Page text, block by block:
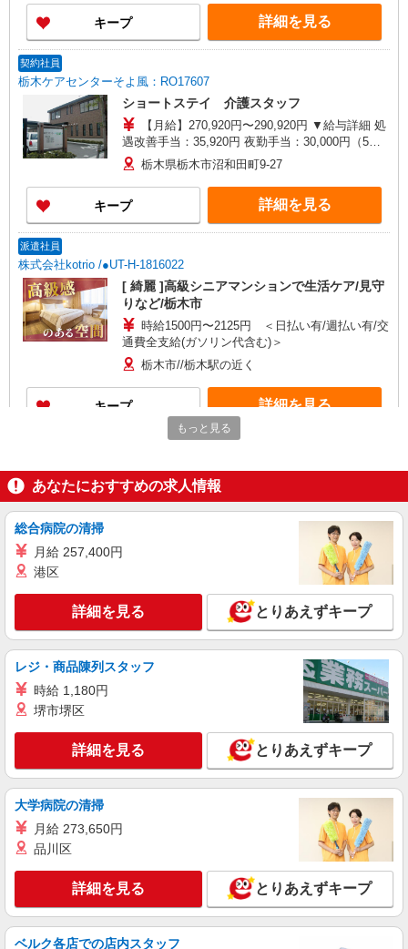
ヶ月)は支給なし
キープ 詳細を見る
契約社員
栃木ケアセンターそよ風：RO17607
ショートステイ 介護スタッフ
【月給】270,920円〜290,920円 ▼給与詳細 処
遇改善手当：35,920円 夜勤手当：30,000円（5回
分） ※6回目以降は1回6,000円支給 ▼下記別途支
給 通勤手当 年末年始手当：380円/時 寸志あり：
年2回（6月・12月） ※業績による 特別報酬：平
均34.1万円（最高額135万円） ※2025年6月支給実
績 ※処遇改善手当は試用期間中(3ヶ月)は支給なし
栃木県栃木市沼和田町9-27
キープ 詳細を見る
派遣社員
株式会社kotrio /●UT-H-1816022
[ 綺麗 ]高級シニアマンションで生活ケア/見守
りなど/栃木市
時給1500円〜2125円 ＜日払い有/週払い有/交
通費全支給(ガソリン代含む)＞
栃木市//栃木駅の近く
キープ 詳細を見る
栃木市≫日払いですぐゲッツ！グルホで家事・
生活サポートなど
時給1500円〜2125円 ＜日払い有/週払い有/交
キープ 詳細を見る
株式会社kotrio /●UT-H-2051333
栃木市＊年齢不問◎未経験から安定した業界へ
時給1500円〜2125円 ＜日払い有/週払い有/交
通費全支給(ガソリン代含む)＞
栃木市 ＊最寄り駅：新栃木
キープ 詳細を見る
派遣社員
介護スタッフ ◆デイサービス、サービス付き
高齢者向け住宅、グループホームなど様々な勤
務先から選べます。
未経験：時給1350〜1550円（資格・経験によ
る） 経験者：時給1550〜1750円（資格・経験によ
もっと見る
あなたにおすすめの求人情報
総合病院の清掃
月給 257,400円
港区
詳細を見る とりあえずキープ
レジ・商品陳列スタッフ
時給 1,180円
堺市堺区
詳細を見る とりあえずキープ
大学病院の清掃
月給 273,650円
品川区
詳細を見る とりあえずキープ
ベルク各店での店内スタッフ